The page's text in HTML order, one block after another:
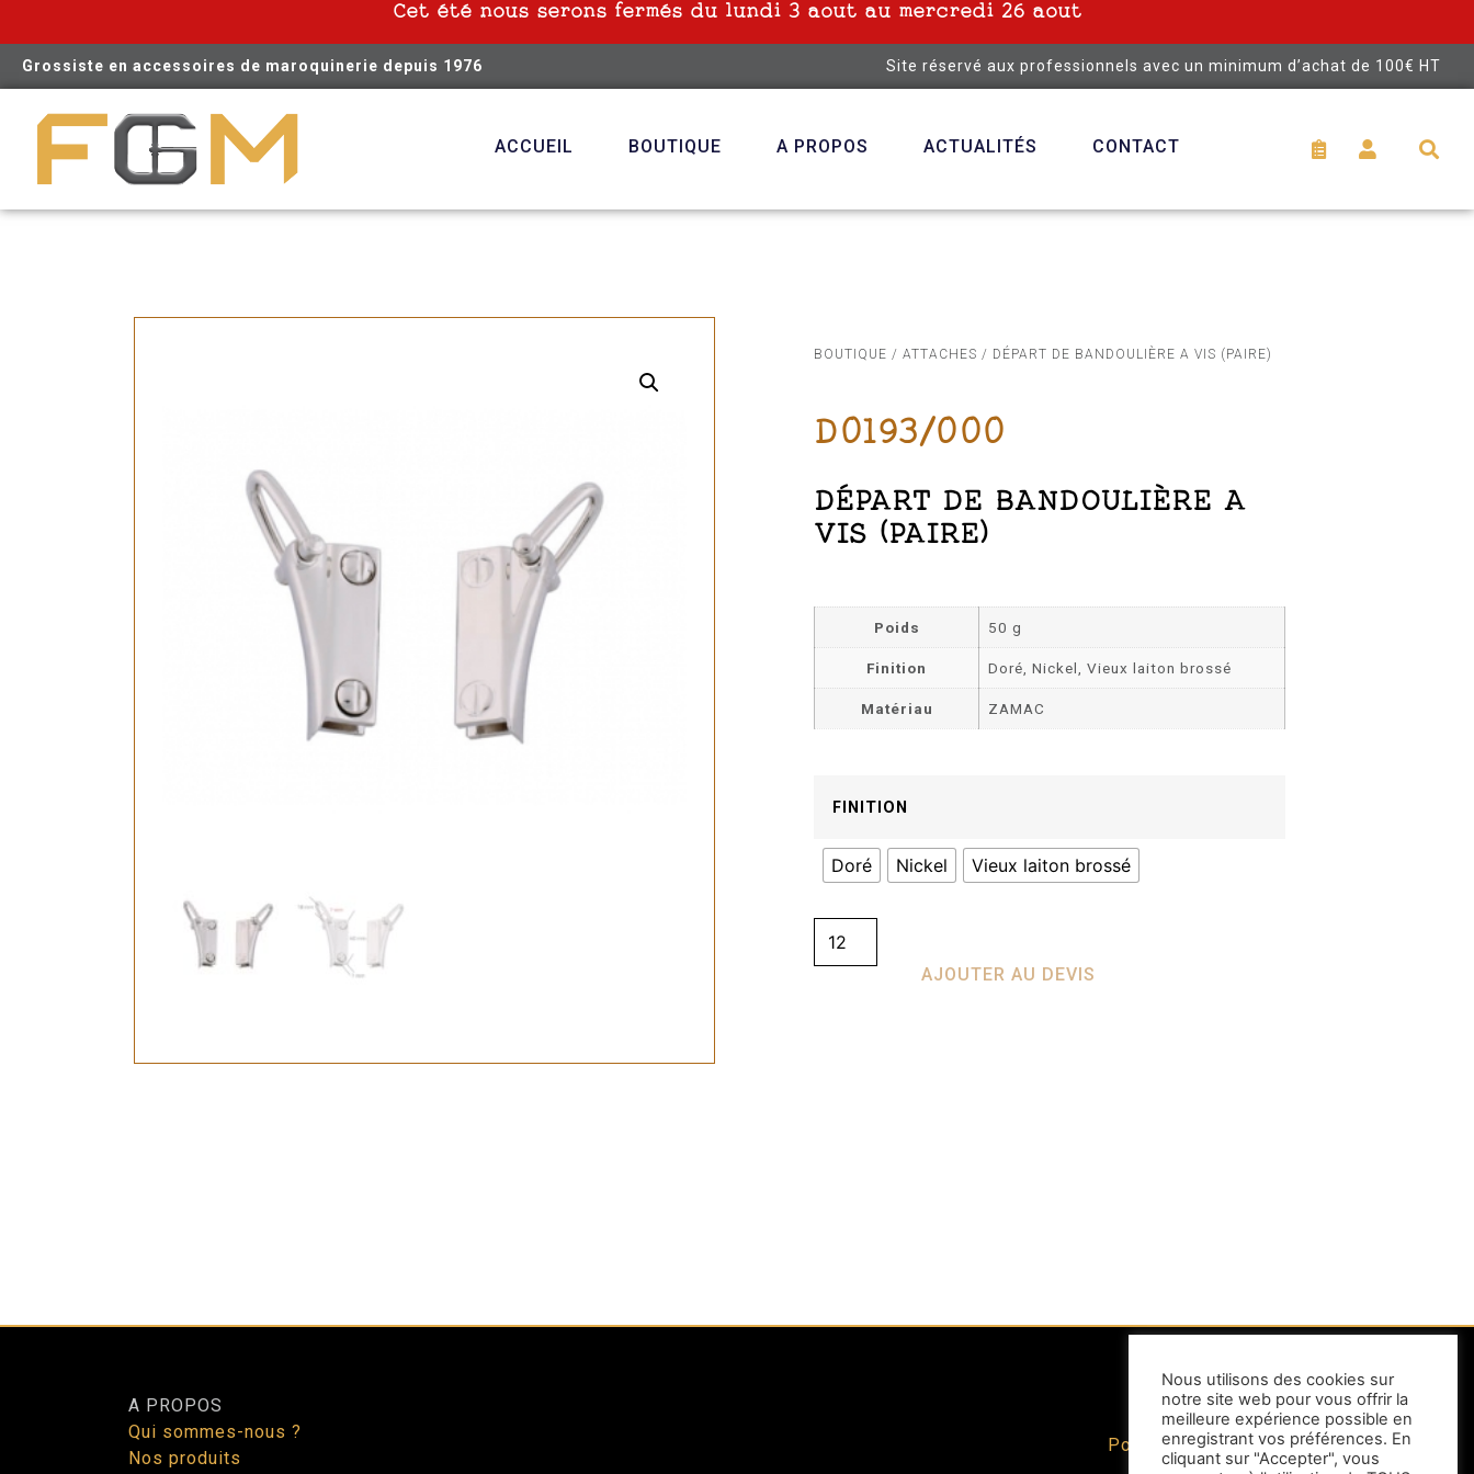
Cet été nous serons fermés du lundi 3 aout au mercredi 26 aout
Grossiste en accessoires de maroquinerie depuis 1976 Site réservé aux professionnels avec un minimum d’achat de 100€ HT
ACCUEIL BOUTIQUE A PROPOS ACTUALITÉS CONTACT
BOUTIQUE / ATTACHES / DÉPART DE BANDOULIÈRE A VIS (PAIRE)
D0193/000
DÉPART DE BANDOULIÈRE A
VIS (PAIRE)
Poids 50 g
Finition Doré, Nickel, Vieux laiton brossé
Matériau ZAMAC
FINITION
Doré Nickel Vieux laiton brossé
AJOUTER AU DEVIS
A PROPOS
Qui sommes-nous ?
Nos produits
INFORMATIONS
Politique de confidentialité
Nous utilisons des cookies sur
notre site web pour vous offrir la
meilleure expérience possible en
enregistrant vos préférences. En
cliquant sur "Accepter", vous